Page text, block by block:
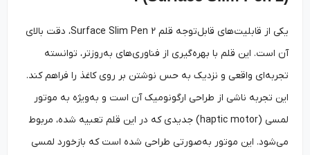
یکی از قابلیت‌‌های قابل‌‌توجه قلم Surface Slim Pen 2، دقت بالای
آن است. این قلم با بهره‌گیری از فناوری‌های به‌روزتر، توانسته
تجربه‌ای واقعی و نزدیک به حس نوشتن بر روی کاغذ را فراهم کند.
این تجربه ناشی از طراحی ارگونومیک آن است و به‌ویژه به موتور
لمسی (haptic motor) جدیدی که در این قلم تعبیه شده، مربوط
می‌شود. این موتور به‌‌صورتی طراحی شده است که بازخورد لمسی